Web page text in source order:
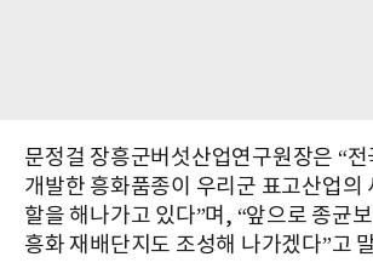
문정걸 장흥군버섯산업연구원장은 “
개발한 흥화품종이 우리군 표고산업의
할을 해나가고 있다”며, “앞으로 종균
흥화 재배단지도 조성해 나가겠다”고